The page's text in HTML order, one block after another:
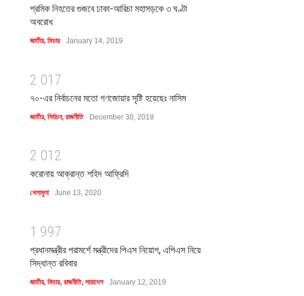
শ্রমিক নিহতের গুজবে ঢাকা-আরিচা মহাসড়কে ৩ ঘণ্টা
অবরোধ
জাতীয়, ফিচার January 14, 2019
2 01 7
৭০-এর নির্বাচনের মতো গণজোয়ার সৃষ্টি হয়েছেঃ নাসিম
জাতীয়, নির্বাচন, রাজনীতি December 30, 2018
2 01 2
করোনায় আক্রান্ত শহিদ আফ্রিদি
খেলাধুলা June 13, 2020
1 997
প্রধানমন্ত্রীর পরামর্শে মন্ত্রীদের পিএস নিয়োগ, এপিএস নিয়ে
সিদ্ধান্ত রবিবার
জাতীয়, ফিচার, রাজনীতি, সারাদেশ January 12, 2019